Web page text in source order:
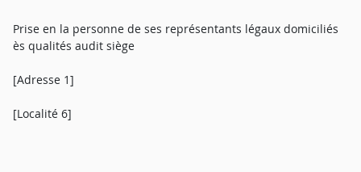
Prise en la personne de ses représentants légaux domiciliés
ès qualités audit siège
[Adresse 1]
[Localité 6]